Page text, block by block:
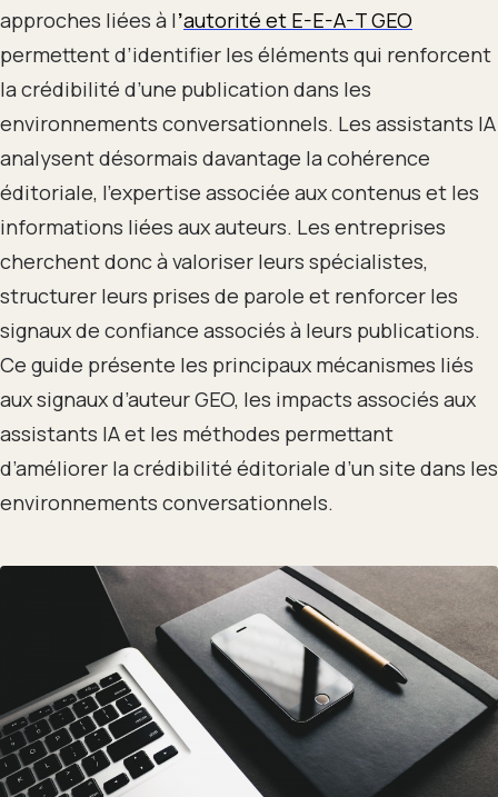
approches liées à l’autorité et E-E-A-T GEO
permettent d’identifier les éléments qui renforcent
la crédibilité d’une publication dans les
environnements conversationnels. Les assistants IA
analysent désormais davantage la cohérence
éditoriale, l’expertise associée aux contenus et les
informations liées aux auteurs. Les entreprises
cherchent donc à valoriser leurs spécialistes,
structurer leurs prises de parole et renforcer les
signaux de confiance associés à leurs publications.
Ce guide présente les principaux mécanismes liés
aux signaux d’auteur GEO, les impacts associés aux
assistants IA et les méthodes permettant
d’améliorer la crédibilité éditoriale d’un site dans les
environnements conversationnels.